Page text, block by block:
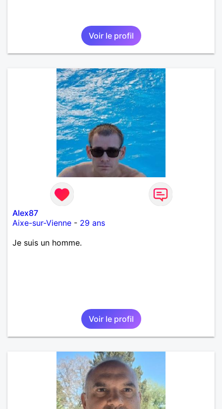
Voir le profil
Alex87
Aixe-sur-Vienne - 29 ans
Je suis un homme.
Voir le profil